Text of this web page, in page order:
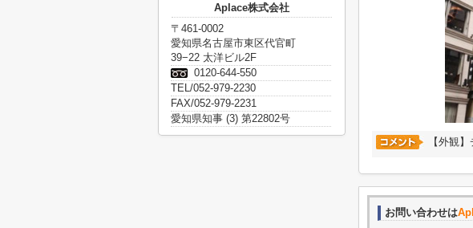
【外観
お問い合わせは
Aplace株式会社
〒461-0002
愛知県名古屋市東区代官町
39−22 太洋ビル2F
0120-644-550
TEL/052-979-2230
FAX/052-979-2231
愛知県知事 (3) 第22802号